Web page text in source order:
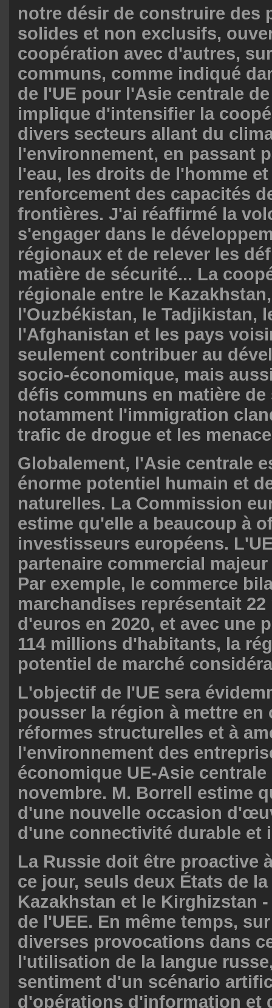
notre désir de construire des
solides et non exclusifs,
coopération avec d'autres,
communs, comme indiqué
de l'UE pour l'Asie centrale
implique d'intensifier la
divers secteurs allant du
l'environnement, en passant
l'eau, les droits de l'homme et
renforcement des capacités
frontières. J'ai réaffirmé la
s'engager dans le
régionaux et de relever les
matière de sécurité... La
régionale entre le
l'Ouzbékistan, le Tadjikistan,
l'Afghanistan et les pays
seulement contribuer au
socio-économique, mais
défis communs en matière de
notamment l'immigration
trafic de drogue et les
Globalement, l'Asie centrale
énorme potentiel humain et
naturelles. La Commission
estime qu'elle a beaucoup à
investisseurs européens.
partenaire commercial
Par exemple, le commerce
marchandises représentait
d'euros en 2020, et avec une
114 millions d'habitants, la
potentiel de marché
L'objectif de l'UE sera
pousser la région à mettre
réformes structurelles et à
l'environnement des
économique UE-Asie
novembre. M. Borrell estime
d'une nouvelle occasion
d'une connectivité durable et
La Russie doit être proactive
ce jour, seuls deux États de
Kazakhstan et le Kirghizstan
de l'UEE. En même temps,
diverses provocations dans
l'utilisation de la langue
sentiment d'un scénario
d'opérations d'information et